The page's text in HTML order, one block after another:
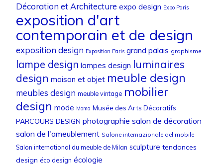
Décoration et Architecture expo design Expo Paris
exposition d'art
contemporain et de design
exposition design Exposition Paris grand palais graphisme
lampe design lampes design luminaires
design maison et objet meuble design
meubles design meuble vintage mobilier
design mode Moma Musée des Arts Décoratifs
PARCOURS DESIGN photographie salon de décoration
salon de l'ameublement Salone internazionale del mobile
Salon international du meuble de Milan sculpture tendances
design éco design écologie